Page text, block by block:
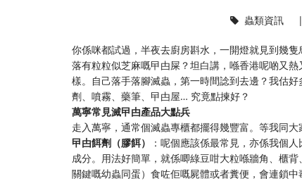
蟲類資訊
你係咪都試過，半夜去廚房斟水，一開燈就見到幾
落有粒粒似芝麻嘅曱甴屎？坦白講，喺香港呢啲又
樣。自己落手落腳滅蟲，第一時間諗到去邊？我估
劑、噴霧、藥筆、曱甴屋… 究竟點揀好？
萬寧常見滅曱甴產品大點兵
走入萬寧，通常個滅蟲專櫃都擺得幾豐富。等我同
曱甴餌劑（膠餌）
：呢個應該係最常見，亦係我個
成分。用法好簡單，就係唧綠豆咁大粒喺牆角、櫃
關鍵嘅幼蟲同蛋）食咗佢嘅屍體或者糞便，會連鎖中